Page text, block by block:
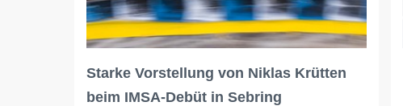
Starke Vorstellung von Niklas Krütten
beim IMSA-Debüt in Sebring